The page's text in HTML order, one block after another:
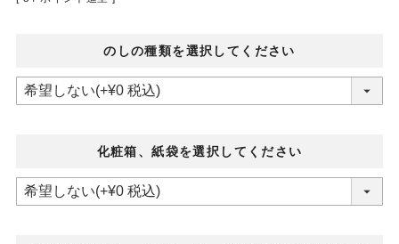
のしの種類を選択してください
化粧箱、紙袋を選択してください